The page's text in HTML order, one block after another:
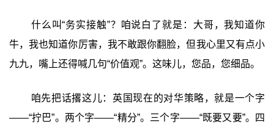
什么叫“务实接触”？咱说白了就是：大哥，我知道你
牛，我也知道你厉害，我不敢跟你翻脸，但我心里又有点小
九九，嘴上还得喊几句“价值观”。这味儿，您品，您细品。
咱先把话撂这儿：英国现在的对华策略，就是一个字
——“拧巴”。两个字——“精分”。三个字——“既要又要”。四